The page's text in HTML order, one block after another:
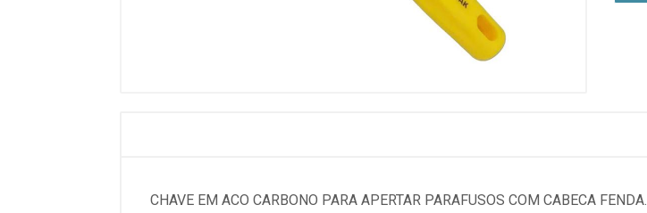
CHAVE EM ACO CARBONO PARA APERTAR PARAFUSOS COM CABECA FENDA.